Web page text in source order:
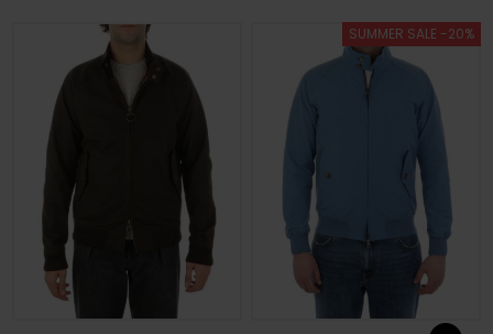
SUMMER SALE -20%